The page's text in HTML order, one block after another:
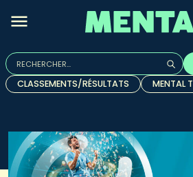
Rechercher :
Quand les résultats de l'auto-
CLASSEMENTS/RÉSULTATS
MENTAL